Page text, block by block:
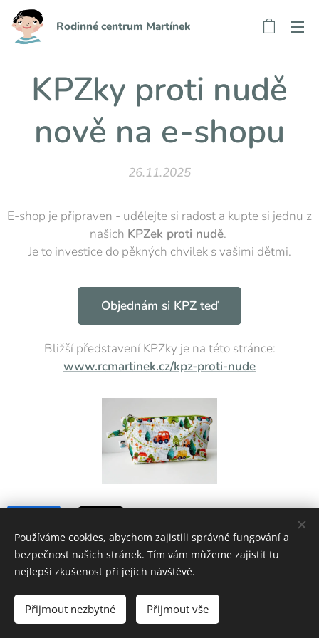
Rodinné centrum Martínek
KPZky proti nudě
nově na e-shopu
26.11.2025
E-shop je připraven - udělejte si radost a kupte si jednu z
našich KPZek proti nudě.
Je to investice do pěkných chvilek s vašimi dětmi.
Objednám si KPZ teď
Bližší představení KPZky je na této stránce:
www.rcmartinek.cz/kpz-proti-nude
Rodinné centrum Martínek | Podporujeme rodiny
Vytvořeno službou Webnode
Používáme cookies, abychom zajistili správné fungování a
bezpečnost našich stránek. Tím vám můžeme zajistit tu
nejlepší zkušenost při jejich návštěvě.
Přijmout nezbytné Přijmout vše